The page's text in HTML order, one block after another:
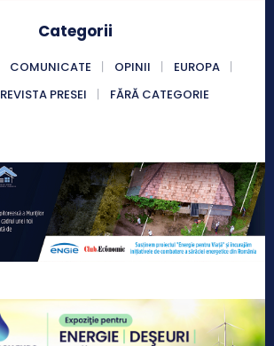
Categorii
COMUNICATE OPINII
EUROPA
REVISTA PRESEI FĂRĂ CATEGORIE